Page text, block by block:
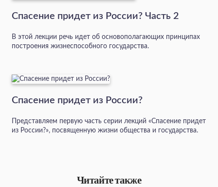
Спасение придет из России? Часть 2
В этой лекции речь идет об основополагающих принципах
построения жизнеспособного государства.
Спасение придет из России?
Представляем первую часть серии лекций «Спасение придет
из России?», посвященную жизни общества и государства.
Читайте также